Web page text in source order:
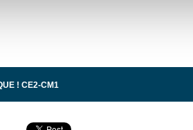
! CE2-CM1